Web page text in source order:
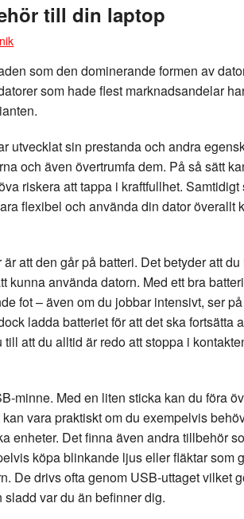
till din laptop
som den dominerande formen av
som hade flest marknadsandelar
utvecklat sin prestanda och andra
och även övertrumfa dem. På så sätt
riskera att tappa i kraftfullhet.
flexibel och använda din dator överallt
att den går på batteri. Det betyder att
kunna använda datorn. Med ett bra
fot – även om du jobbar intensivt, ser
ladda batteriet för att det ska fortsätta
att du alltid är redo att stoppa i
minne. Med en liten sticka kan du föra
vara praktiskt om du exempelvis
enheter. Det finna även andra tillbehör
köpa blinkande ljus eller fläktar som
De drivs ofta genom USB-uttaget vilket
var du än befinner dig.